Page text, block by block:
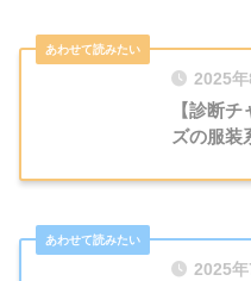
2025年
【診断
ズの服装
2025年